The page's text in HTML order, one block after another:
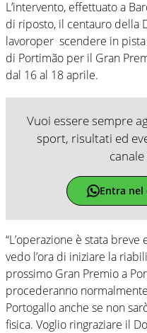
L’intervento, effettuato a
di riposto, il centauro della
lavoroper scendere in
di Portimão per il Gran
dal 16 al 18 aprile.
Vuoi essere sempre
sport, risultati ed
canale
Entra nel
“L’operazione è stata
vedo l’ora di iniziare la
prossimo Gran Premio a
procederanno
Portogallo anche se non
fisica. Voglio ringraziare il